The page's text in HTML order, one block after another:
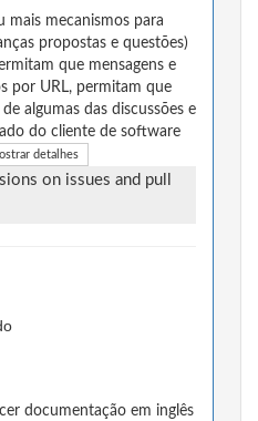
mecanismos para
propostas e questões)
que mensagens e
por URL, permitam que
algumas das discussões e
do cliente de software
detalhes
on issues and pull
documentação em inglês